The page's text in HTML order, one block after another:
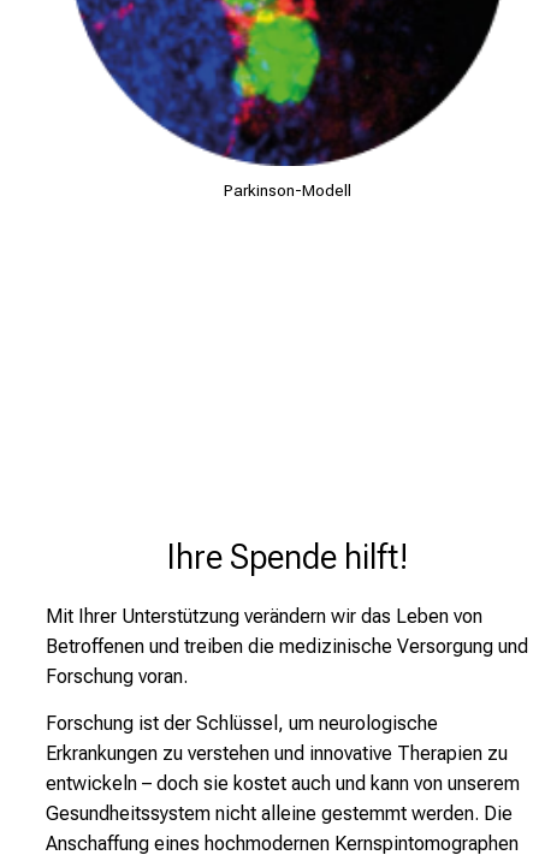
Parkinson-Modell
Ihre Spende hilft!
Mit Ihrer Unterstützung verändern wir das Leben von
Betroffenen und treiben die medizinische Versorgung und
Forschung voran.
Forschung ist der Schlüssel, um neurologische
Erkrankungen zu verstehen und innovative Therapien zu
entwickeln – doch sie kostet auch und kann von unserem
Gesundheitssystem nicht alleine gestemmt werden. Die
Anschaffung eines hochmodernen Kernspintomographen